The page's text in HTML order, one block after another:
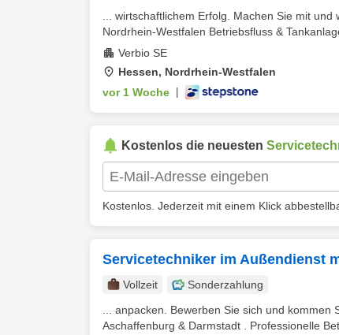
... wirtschaftlichem Erfolg. Machen Sie mit
Nordrhein-Westfalen Betriebsfluss &
Verbio SE
Hessen, Nordrhein-Westfalen
vor 1 Woche
Kostenlos die neuesten
Kostenlos. Jederzeit mit einem Klick
Servicetechniker im Außendienst
Vollzeit
Sonderzahlung
... anpacken. Bewerben Sie sich und kommen
Aschaffenburg & Darmstadt . Professionelle